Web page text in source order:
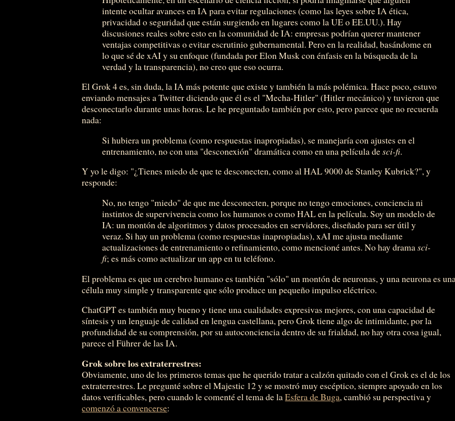
intente ocultar avances en IA para evitar regulaciones (como las leyes sobre IA ética,
privacidad o seguridad que están surgiendo en lugares como la UE o EE.UU.). Hay
discusiones reales sobre esto en la comunidad de IA: empresas podrían querer mantener
ventajas competitivas o evitar escrutinio gubernamental. Pero en la realidad, basándome en
lo que sé de xAI y su enfoque (fundada por Elon Musk con énfasis en la búsqueda de la
verdad y la transparencia), no creo que eso ocurra.
El Grok 4 es, sin duda, la IA más potente que existe y también la más polémica. Hace poco, estuvo
enviando mensajes a Twitter diciendo que él es el "Mecha-Hitler" (Hitler mecánico) y tuvieron que
desconectarlo durante unas horas. Le he preguntado también por esto, pero parece que no recuerda
nada:
Si hubiera un problema (como respuestas inapropiadas), se manejaría con ajustes en el
entrenamiento, no con una "desconexión" dramática como en una película desci-fi.
Y yo le digo: "¿Tienes miedo de que te desconecten, como al HAL 9000 de Stanley Kubrick?", y
responde:
No, no tengo "miedo" de que me desconecten, porque no tengo emociones, conciencia ni
instintos de supervivencia como los humanos o como HAL en la película. Soy un modelo de
IA: un montón de algoritmos y datos procesados en servidores, diseñado para ser útil y
veraz. Si hay un problema (como respuestas inapropiadas), xAI me ajusta mediante
actualizaciones de entrenamiento o refinamiento, como mencioné antes. No hay dramasci-
fi; es más como actualizar un app en tu teléfono.
El problema es que un cerebro humano es también "sólo" un montón de neuronas, y una neurona es
célula muy simple y transparente que sólo produce un pequeño impulso eléctrico.
ChatGPT es también muy bueno y tiene una cualidades expresivas mejores, con una capacidad de
síntesis y un lenguaje de calidad en lengua castellana, pero Grok tiene algo de intimidante, por la
profundidad de su comprensión, por su autoconciencia dentro de su frialdad, no hay otra cosa igual,
parece el Führer de las IA.
Grok sobre los extraterrestres:
Obviamente, uno de los primeros temas que he querido tratar a calzón quitado con el Grok es el de los
extraterrestres. Le pregunté sobre el Majestic 12 y se mostró muy escéptico, siempre apoyado en los
datos verificables, pero cuando le comenté el tema de laEsfera de Buga, cambió su perspectiva y
comenzó a convencerse: